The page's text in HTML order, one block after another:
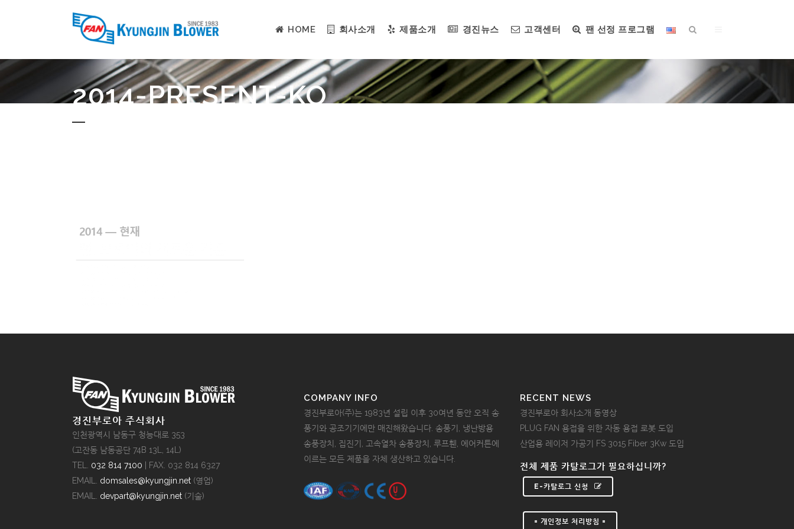
HOME 회사소개 제품소개 경진뉴스 고객센터 팬 선정 프로그램
2014-PRESENT-KO
경진부로아 주식회사
인천광역시 남동구 청능대로 353
(고잔동 남동공단 74B 13L, 14L)
TEL. 032 814 7100 | FAX. 032 814 6327
EMAIL. domsales@kyungjin.net (영업)
EMAIL. devpart@kyungjin.net (기술)
COMPANY INFO
경진부로아(주)는 1983년 설립 이후 30여년 동안 오직 송
풍기와 공조기기에만 매진해왔습니다. 송풍기, 냉난방용
송풍장치, 집진기, 고속열차 송풍장치, 루프휀, 에어커튼에
이르는 모든 제품을 자체 생산하고 있습니다.
RECENT NEWS
경진부로아 회사소개 동영상
PLUG FAN 용접을 위한 자동 용접 로봇 도입
산업용 레이저 가공기 FS 3015 Fiber 3Kw 도입
전체 제품 카탈로그가 필요하십니까?
E-카탈로그 신청
= 개인정보 처리방침 =